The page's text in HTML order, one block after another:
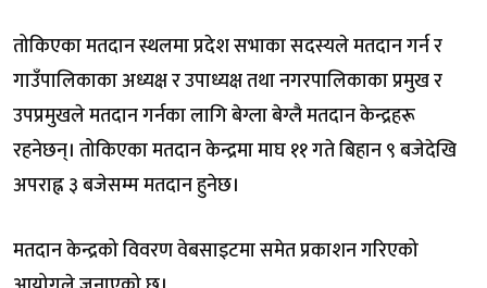
तोकिएका मतदान स्थलमा प्रदेश सभाका सदस्यले मतदान गर्न र
गाउँपालिकाका अध्यक्ष र उपाध्यक्ष तथा नगरपालिकाका प्रमुख र
उपप्रमुखले मतदान गर्नका लागि बेग्ला बेग्लै मतदान केन्द्रहरू
रहनेछन्। तोकिएका मतदान केन्द्रमा माघ ११ गते बिहान ९ बजेदेखि
अपराह्न ३ बजेसम्म मतदान हुनेछ।
मतदान केन्द्रको विवरण वेबसाइटमा समेत प्रकाशन गरिएको